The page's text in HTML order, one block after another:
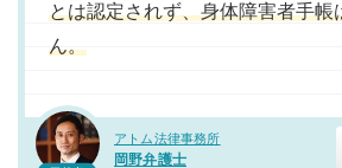
アトム法律事務所
岡野弁護士
とは認定されず、身体障害者手帳
ん。